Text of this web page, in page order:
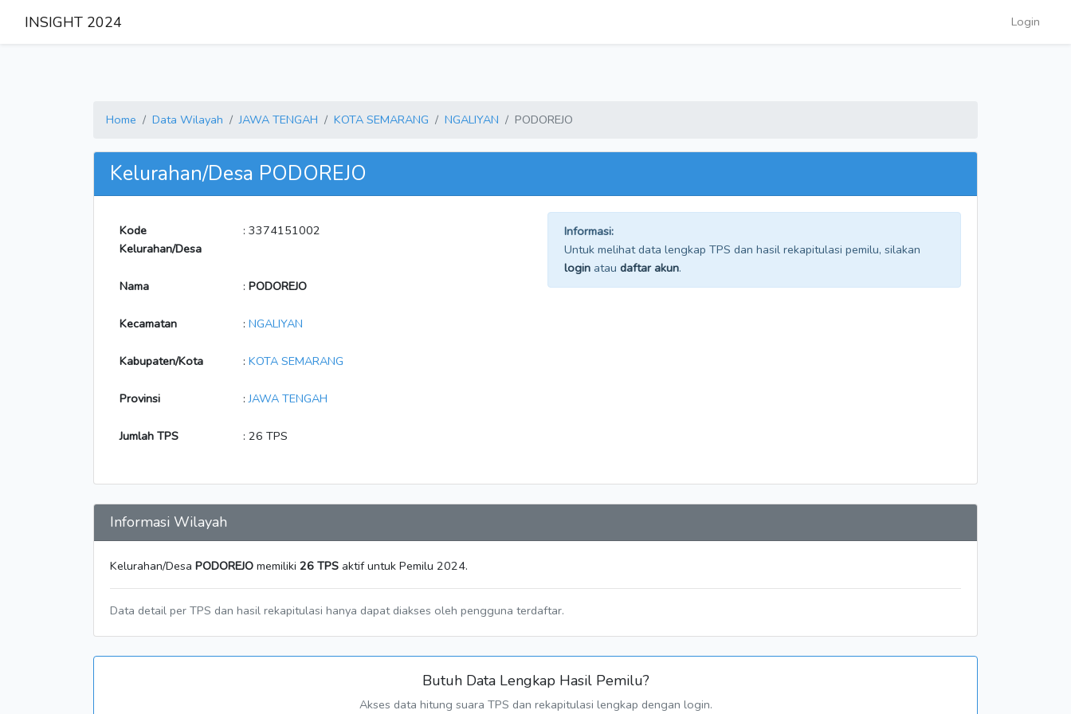
INSIGHT 2024 Login
Home Data Wilayah JAWA TENGAH KOTA SEMARANG NGALIYAN PODOREJO
Kelurahan/Desa PODOREJO
Kode
Kelurahan/Desa
: 3374151002
Nama : PODOREJO
Kecamatan : NGALIYAN
Kabupaten/Kota : KOTA SEMARANG
Provinsi :JAWA TENGAH
Jumlah TPS : 26 TPS
Informasi:
Untuk melihat data lengkap TPS dan hasil rekapitulasi pemilu, silakan
login atau daftar akun.
Informasi Wilayah
Kelurahan/Desa PODOREJO memiliki 26 TPS aktif untuk Pemilu 2024.
Data detail per TPS dan hasil rekapitulasi hanya dapat diakses oleh pengguna terdaftar.
Butuh Data Lengkap Hasil Pemilu?
Akses data hitung suara TPS dan rekapitulasi lengkap dengan login.